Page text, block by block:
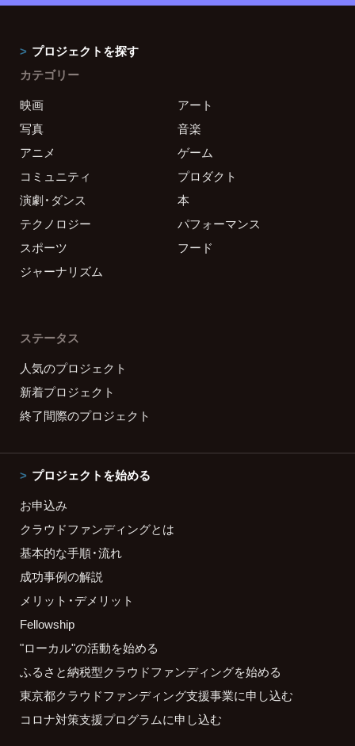
プロジェクトを探す
カテゴリー
映画
アート
写真
音楽
アニメ
ゲーム
コミュニティ
プロダクト
演劇・ダンス
本
テクノロジー
パフォーマンス
スポーツ
フード
ジャーナリズム
ステータス
人気のプロジェクト
新着プロジェクト
終了間際のプロジェクト
プロジェクトを始める
お申込み
クラウドファンディングとは
基本的な手順・流れ
成功事例の解説
メリット・デメリット
Fellowship
"ローカル"の活動を始める
ふるさと納税型クラウドファンディングを始める
東京都クラウドファンディング支援事業に申し込む
コロナ対策支援プログラムに申し込む